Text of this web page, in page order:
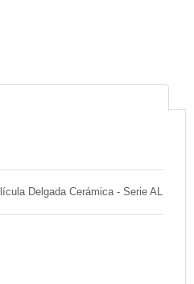
Delgada Cerámica - Serie AL